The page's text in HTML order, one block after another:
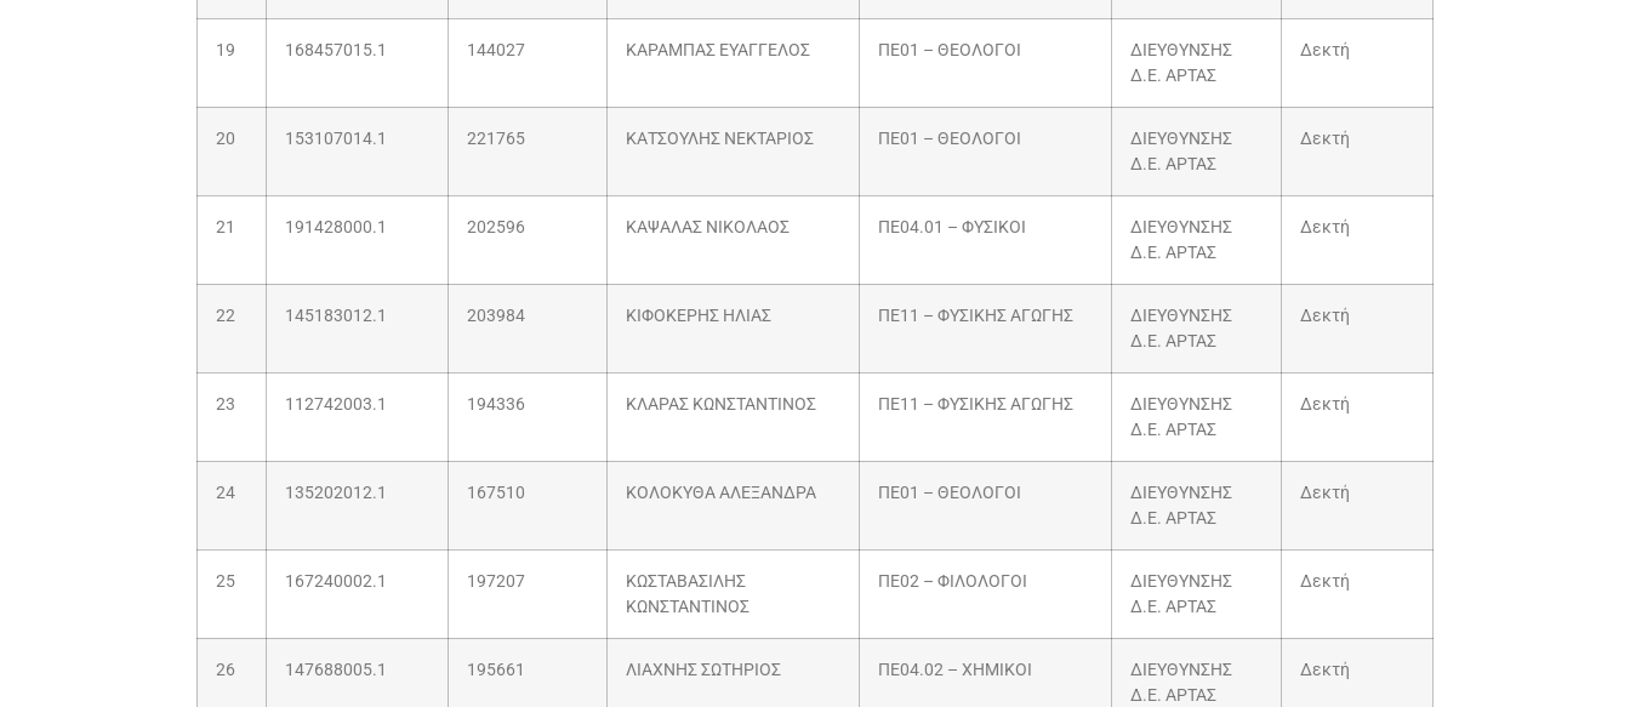
19 168457015.1 144027 ΚΑΡΑΜΠΑΣ ΕΥΑΓΓΕΛΟΣ ΠΕ01 – ΘΕΟΛΟΓΟΙ
ΔΙΕΥΘΥΝΣΗΣ
Δ.Ε. ΑΡΤΑΣ
Δεκτή
20 153107014.1 221765 ΚΑΤΣΟΥΛΗΣ ΝΕΚΤΑΡΙΟΣ ΠΕ01 – ΘΕΟΛΟΓΟΙ
ΔΙΕΥΘΥΝΣΗΣ
Δ.Ε. ΑΡΤΑΣ
Δεκτή
21 191428000.1 202596 ΚΑΨΑΛΑΣ ΝΙΚΟΛΑΟΣ ΠΕ04.01 – ΦΥΣΙΚΟΙ
ΔΙΕΥΘΥΝΣΗΣ
Δ.Ε. ΑΡΤΑΣ
Δεκτή
22 145183012.1 203984 ΚΙΦΟΚΕΡΗΣ ΗΛΙΑΣ ΠΕ11 – ΦΥΣΙΚΗΣ ΑΓΩΓΗΣ
ΔΙΕΥΘΥΝΣΗΣ
Δ.Ε. ΑΡΤΑΣ
Δεκτή
23 112742003.1 194336 ΚΛΑΡΑΣ ΚΩΝΣΤΑΝΤΙΝΟΣ ΠΕ11 – ΦΥΣΙΚΗΣ ΑΓΩΓΗΣ
ΔΙΕΥΘΥΝΣΗΣ
Δ.Ε. ΑΡΤΑΣ
Δεκτή
24 135202012.1 167510 ΚΟΛΟΚΥΘΑ ΑΛΕΞΑΝΔΡΑ ΠΕ01 – ΘΕΟΛΟΓΟΙ
ΔΙΕΥΘΥΝΣΗΣ
Δ.Ε. ΑΡΤΑΣ
Δεκτή
25 167240002.1 197207
ΚΩΣΤΑΒΑΣΙΛΗΣ
ΚΩΝΣΤΑΝΤΙΝΟΣ
ΠΕ02 – ΦΙΛΟΛΟΓΟΙ
ΔΙΕΥΘΥΝΣΗΣ
Δ.Ε. ΑΡΤΑΣ
Δεκτή
26 147688005.1 195661 ΛΙΑΧΝΗΣ ΣΩΤΗΡΙΟΣ ΠΕ04.02 – ΧΗΜΙΚΟΙ
ΔΙΕΥΘΥΝΣΗΣ
Δ.Ε. ΑΡΤΑΣ
Δεκτή